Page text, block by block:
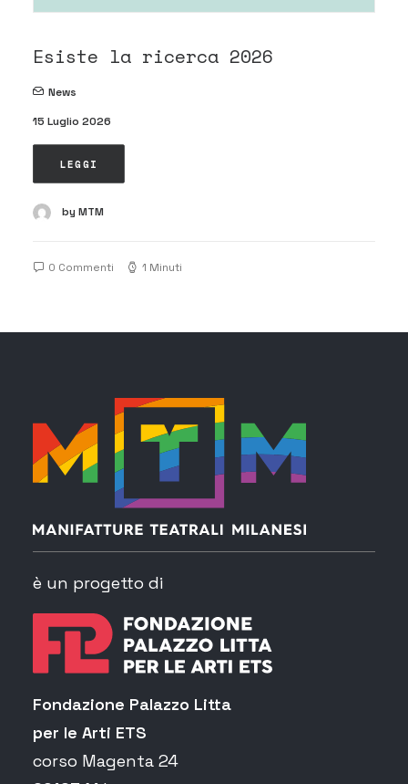
Esiste la ricerca 2026
News
15 Luglio 2026
LEGGI
by MTM
0 Commenti 1 Minuti
è un progetto di
Fondazione Palazzo Litta
per le Arti ETS
corso Magenta 24